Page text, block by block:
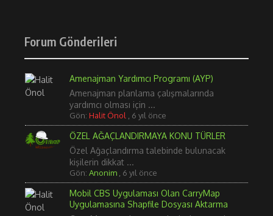
Forum Gönderileri
Amenajman Yardımcı Programı (AYP)
Amenajman planlama çalışmalarında
yardımcı olması için ...
Gön:Halit Önol 6 yıl önce
ÖZEL AĞAÇLANDIRMAYA KONU TÜRLER
Özel Ağaçlandırma talebinde bulunacak
kişilerin dikkat ...
Gön:Anonim 6 yıl önce
Mobil CBS Uygulaması Olan CarryMap
Uygulamasına Shapfile Dosyası Aktarma